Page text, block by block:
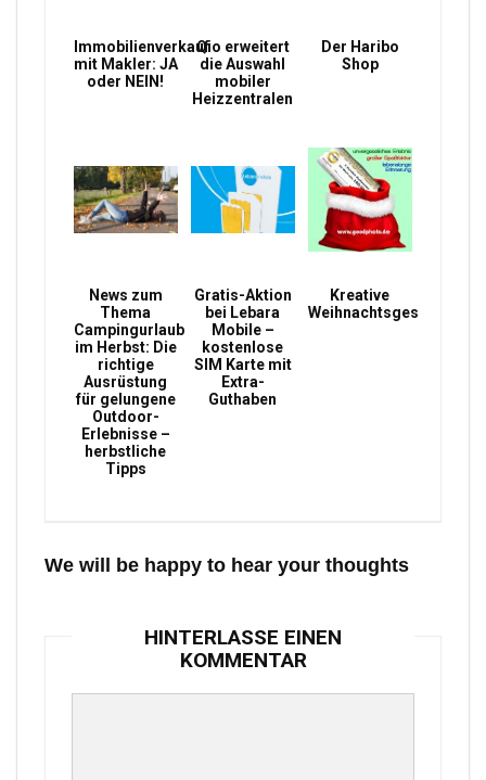
Immobilienverkauf
mit Makler: JA
oder NEIN!
Qio erweitert
die Auswahl
mobiler
Heizzentralen
Der Haribo
Shop
News zum
Thema
Campingurlaub
im Herbst: Die
richtige
Ausrüstung
für gelungene
Outdoor-
Erlebnisse –
herbstliche
Tipps
Gratis-Aktion
bei Lebara
Mobile –
kostenlose
SIM Karte mit
Extra-
Guthaben
Kreative
Weihnachtsgeschenke
We will be happy to hear your thoughts
HINTERLASSE EINEN
KOMMENTAR